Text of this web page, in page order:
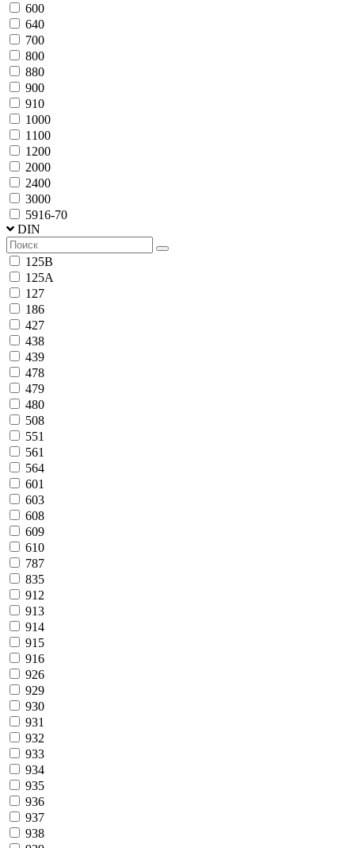
600
640
700
800
880
900
910
1000
1100
1200
2000
2400
3000
5916-70
DIN
125B
125A
127
186
427
438
439
478
479
480
508
551
561
564
601
603
608
609
610
787
835
912
913
914
915
916
926
929
930
931
932
933
934
935
936
937
938